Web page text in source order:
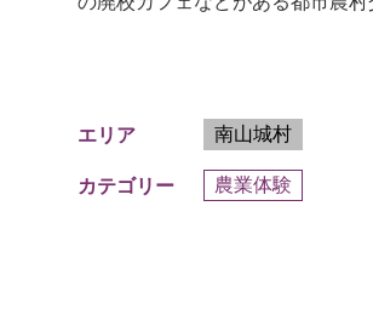
エリア 南山城村
カテゴリー 農業体験